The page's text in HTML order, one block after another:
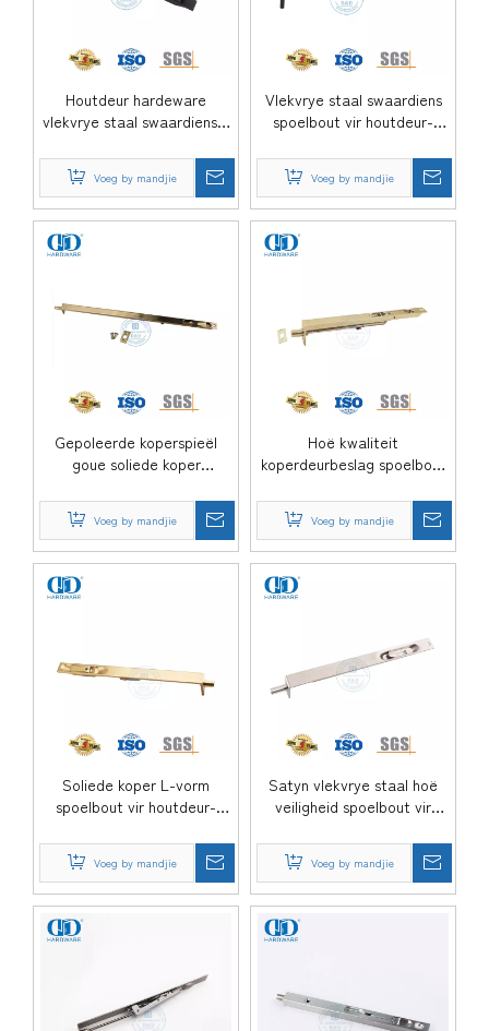
Houtdeur hardeware
vlekvrye staal swaardiens 8
MB
Voeg by mandjie
Vlekvrye staal swaardiens
spoelbout vir houtdeur-
Voeg by mandjie
Gepoleerde koperspieël
goue soliede koper
PB
Voeg by mandjie
Hoë kwaliteit
koperdeurbeslag spoelbout
Voeg by mandjie
Soliede koper L-vorm
spoelbout vir houtdeur-
Voeg by mandjie
Satyn vlekvrye staal hoë
veiligheid spoelbout vir
Voeg by mandjie